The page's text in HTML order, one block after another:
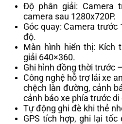
Độ phân giải: Camera
camera sau 1280x720P.
Góc quay: Camera
độ.
Màn hình hiển thị: Kích
giải 640×360.
Ghi hình đồng thời trước
Công nghệ hỗ trợ lái xe
chệch làn đường, cảnh
cảnh báo xe phía trước di
Tự động ghi đè khi thẻ
GPS tích hợp, ghi lại